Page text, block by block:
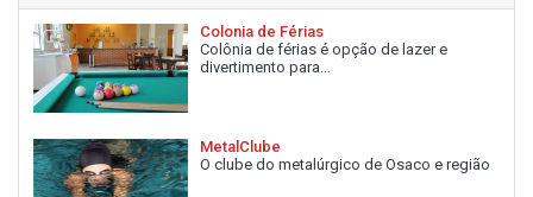
Colonia de Férias
Colônia de férias é opção de lazer e
divertimento para...
MetalClube
O clube do metalúrgico de Osaco e região